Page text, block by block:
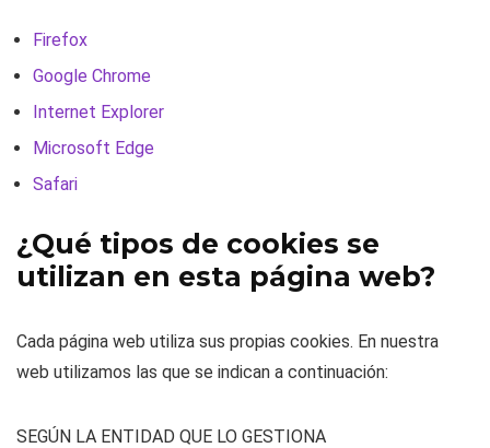
Firefox
Google Chrome
Internet Explorer
Microsoft Edge
Safari
¿Qué tipos de cookies se
utilizan en esta página web?
Cada página web utiliza sus propias cookies. En nuestra
web utilizamos las que se indican a continuación:
SEGÚN LA ENTIDAD QUE LO GESTIONA